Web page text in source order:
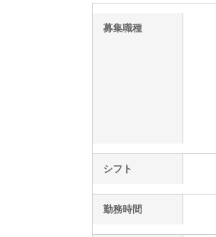
募集職種
シフト
勤務時間